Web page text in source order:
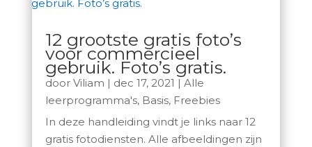
12 grootste gratis foto’s
voor commercieel
gebruik. Foto’s gratis.
door Viliam | dec 17, 2021 | Alle
leerprogramma's, Basis, Freebies
In deze handleiding vindt je links naar 12
gratis fotodiensten. Alle afbeeldingen zijn